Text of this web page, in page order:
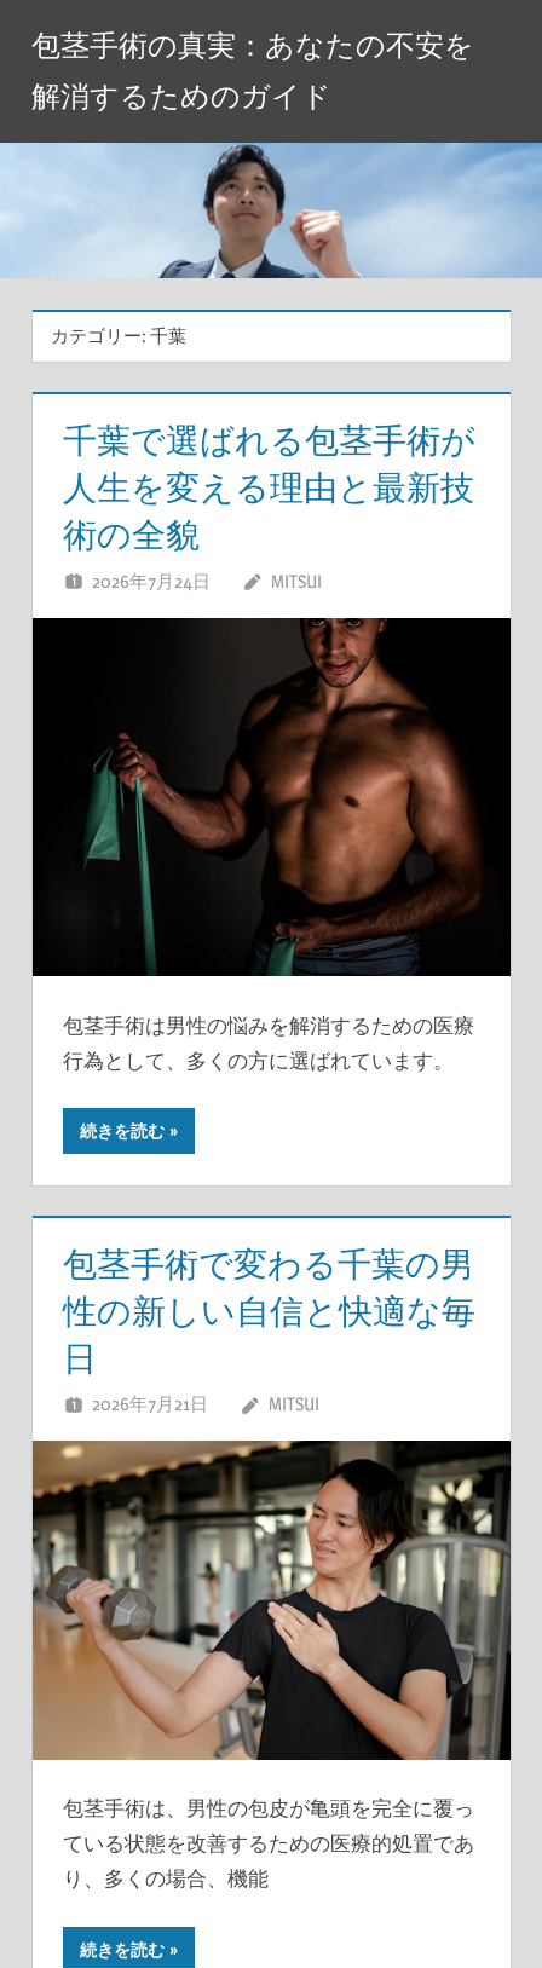
包茎手術の真実：あなたの不安を
解消するためのガイド
カテゴリー: 千葉
千葉で選ばれる包茎手術が
人生を変える理由と最新技
術の全貌
2026年7月24日 MITSUI
包茎手術は男性の悩みを解消するための医療
行為として、多くの方に選ばれています。
続きを読む
包茎手術で変わる千葉の男
性の新しい自信と快適な毎
日
2026年7月21日 MITSUI
包茎手術は、男性の包皮が亀頭を完全に覆っ
ている状態を改善するための医療的処置であ
り、多くの場合、機能
続きを読む